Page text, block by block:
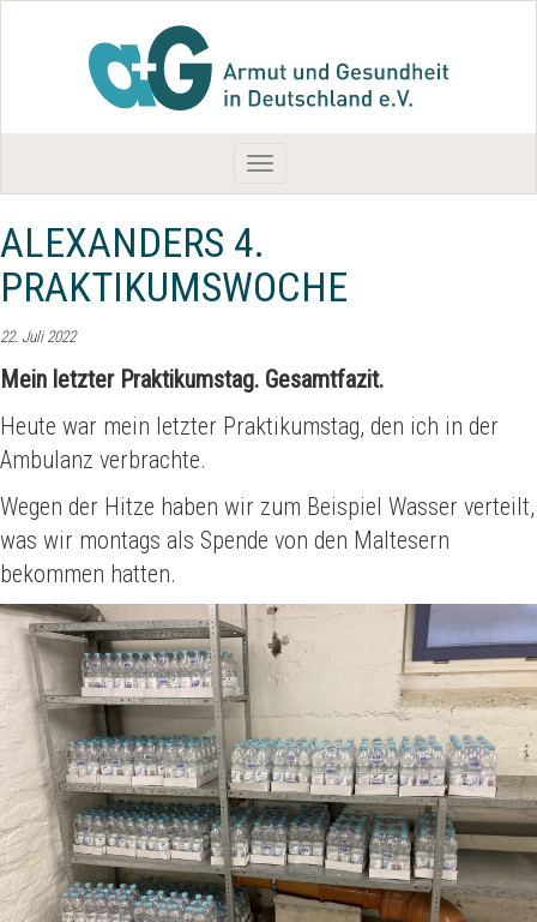
Toggle
navigation
ALEXANDERS 4.
PRAKTIKUMSWOCHE
22. Juli 2022
Mein letzter Praktikumstag. Gesamtfazit.
Heute war mein letzter Praktikumstag, den ich in der
Ambulanz verbrachte.
Wegen der Hitze haben wir zum Beispiel Wasser verteilt,
was wir montags als Spende von den Maltesern
bekommen hatten.